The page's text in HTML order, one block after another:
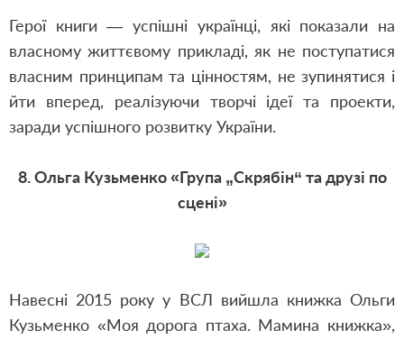
Герої книги — успішні українці, які показали на
власному життєвому прикладі, як не поступатися
власним принципам та цінностям, не зупинятися і
йти вперед, реалізуючи творчі ідеї та проекти,
заради успішного розвитку України.
8. Ольга Кузьменко «Група „Скрябін“ та друзі по
сцені»
Навесні 2015 року у ВСЛ вийшла книжка Ольги
Кузьменко «Моя дорога птаха. Мамина книжка»,